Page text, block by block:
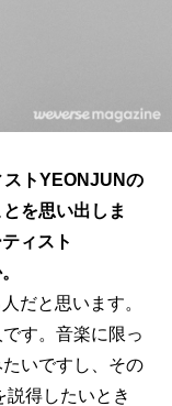
ストYEONJUNの
を思い出しま
ィスト
だと思います。
す。音楽に限っ
いですし、その
説得したいとき